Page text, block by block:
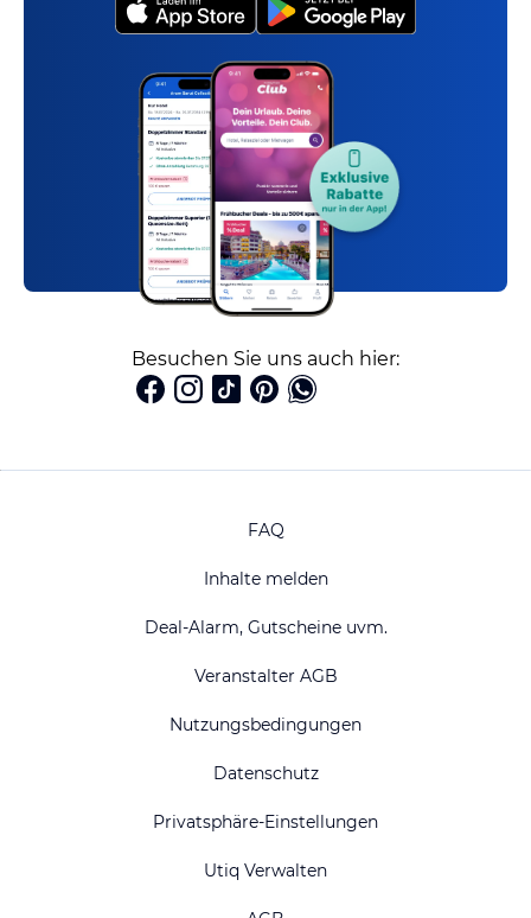
Besuchen Sie uns auch hier:
FAQ
Inhalte melden
Deal-Alarm, Gutscheine uvm.
Veranstalter AGB
Nutzungsbedingungen
Datenschutz
Privatsphäre-Einstellungen
Utiq Verwalten